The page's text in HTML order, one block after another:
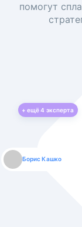
помогут
+ ещё4 эксперта
Борис Кашко
Юлия Изоитко
Александр Кулагин
Даниил Макаров
Екатерина